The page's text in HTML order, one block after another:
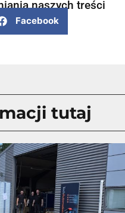
naszych treści
Facebook
tutaj